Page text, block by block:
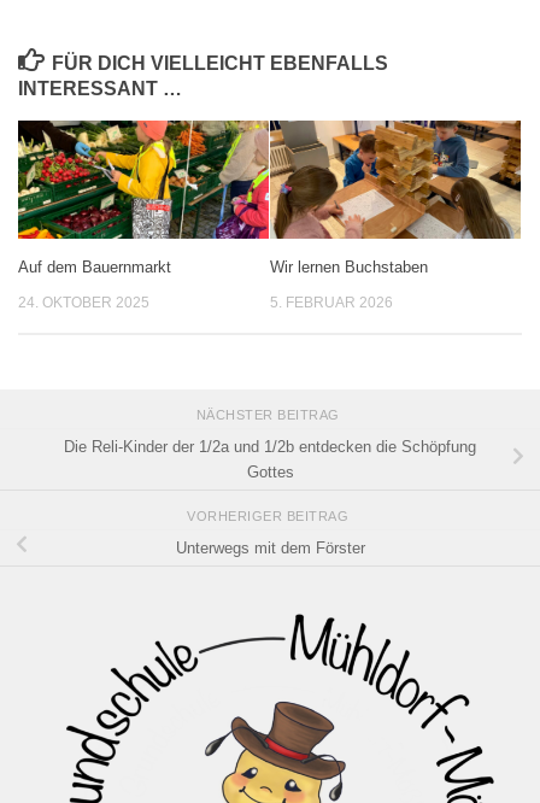
FÜR DICH VIELLEICHT EBENFALLS
INTERESSANT …
Auf dem Bauernmarkt
24. OKTOBER 2025
Wir lernen Buchstaben
5. FEBRUAR 2026
NÄCHSTER BEITRAG
Die Reli-Kinder der 1/2a und 1/2b entdecken die Schöpfung
Gottes
VORHERIGER BEITRAG
Unterwegs mit dem Förster